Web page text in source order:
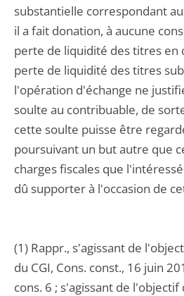
substantielle correspondant
il a fait donation, à aucune
perte de liquidité des titres en
perte de liquidité des titres
l'opération d'échange ne
soulte au contribuable, de
cette soulte puisse être
poursuivant un but autre que
charges fiscales que
dû supporter à l'occasion de
(1) Rappr., s'agissant de
du CGI, Cons. const., 16 juin
cons. 6 ; s'agissant de